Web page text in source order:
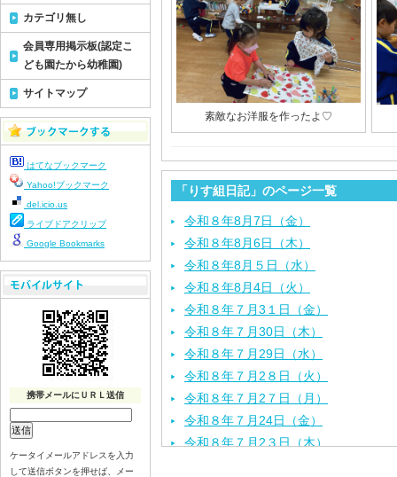
素敵なお洋服を作ったよ♡
「りす組日記」のページ一覧
令和８年8月7日（金）
令和８年8月6日（木）
令和８年8月５日（水）
令和８年8月4日（火）
令和８年７月3１日（金）
令和８年７月30日（木）
令和８年７月29日（水）
令和８年７月2８日（火）
令和８年７月2７日（月）
令和８年７月24日（金）
令和８年７月2３日（木）
カテゴリ無し
会員専用掲示板(認定こ
ども園たから幼稚園)
サイトマップ
はてなブックマーク
Yahoo!ブックマーク
del.icio.us
ライブドアクリップ
Google Bookmarks
携帯メールにＵＲＬ送信
ケータイメールアドレスを入力
して送信ボタンを押せば、メー